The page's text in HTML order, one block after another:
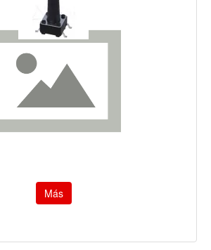
Más